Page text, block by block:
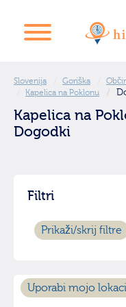
Slovenija Goriška
Kapelica na Poklonu
Kapelica na
Dogodki
Filtri
Prikaži/skrij filtre
Uporabi mojo